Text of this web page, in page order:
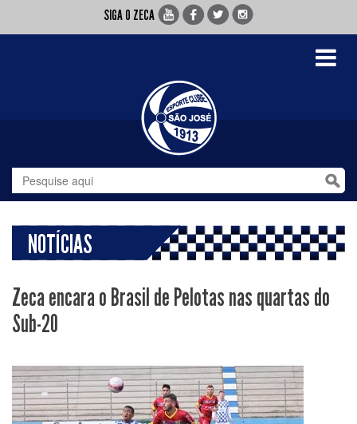
SIGA O ZECA
Toggle
NOTÍCIAS
Zeca encara o Brasil de Pelotas nas quartas do
Sub-20